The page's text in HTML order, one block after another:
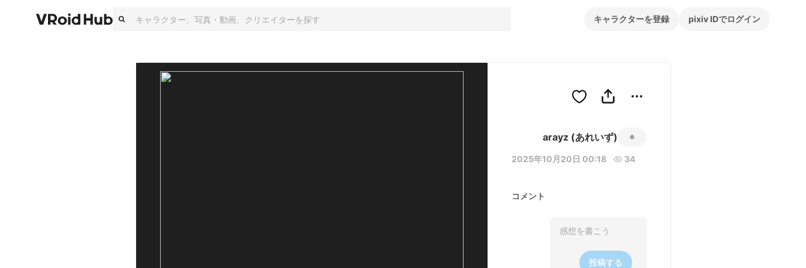
キャラクターを登録 pixiv IDでログイン
arayz (あれいず)
2025年10月20日 00:18 34
コメント
投稿する